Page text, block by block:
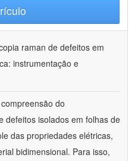
raman de defeitos em
instrumentação e
do
defeitos isolados em folhas de
das propriedades elétricas,
bidimensional. Para isso,